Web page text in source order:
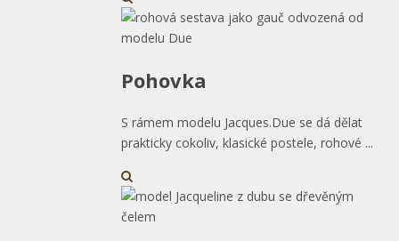
Pohovka
S rámem modelu Jacques.Due se dá dělat
prakticky cokoliv, klasické postele, rohové ...